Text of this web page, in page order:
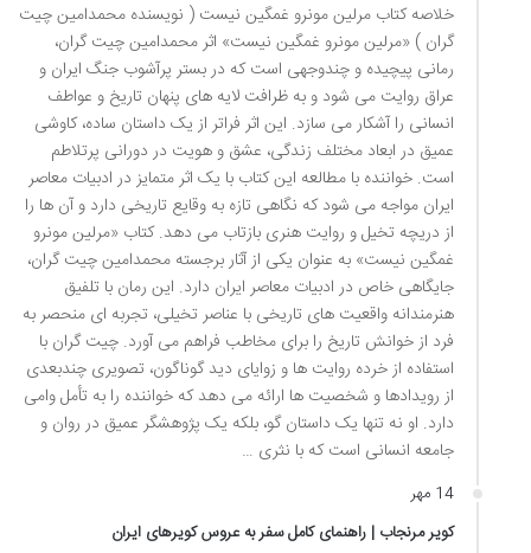
خلاصه کتاب مرلین مونرو غمگین نیست ( نویسنده محمدامین چیت
گران ) «مرلین مونرو غمگین نیست» اثر محمدامین چیت گران،
رمانی پیچیده و چندوجهی است که در بستر پرآشوب جنگ ایران و
عراق روایت می شود و به ظرافت لایه های پنهان تاریخ و عواطف
انسانی را آشکار می سازد. این اثر فراتر از یک داستان ساده، کاوشی
عمیق در ابعاد مختلف زندگی، عشق و هویت در دورانی پرتلاطم
است. خواننده با مطالعه این کتاب با یک اثر متمایز در ادبیات معاصر
ایران مواجه می شود که نگاهی تازه به وقایع تاریخی دارد و آن ها را
از دریچه تخیل و روایت هنری بازتاب می دهد. کتاب «مرلین مونرو
غمگین نیست» به عنوان یکی از آثار برجسته محمدامین چیت گران،
جایگاهی خاص در ادبیات معاصر ایران دارد. این رمان با تلفیق
هنرمندانه واقعیت های تاریخی با عناصر تخیلی، تجربه ای منحصر به
فرد از خوانش تاریخ را برای مخاطب فراهم می آورد. چیت گران با
استفاده از خرده روایت ها و زوایای دید گوناگون، تصویری چندبعدی
از رویدادها و شخصیت ها ارائه می دهد که خواننده را به تأمل وامی
دارد. او نه تنها یک داستان گو، بلکه یک پژوهشگر عمیق در روان و
جامعه انسانی است که با نثری …
14 مهر
کویر مرنجاب | راهنمای کامل سفر به عروس کویرهای ایران